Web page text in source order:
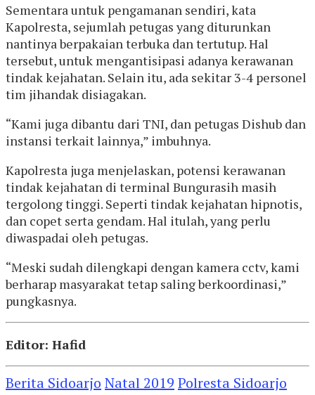
Sementara untuk pengamanan sendiri, kata
Kapolresta, sejumlah petugas yang diturunkan
nantinya berpakaian terbuka dan tertutup. Hal
tersebut, untuk mengantisipasi adanya kerawanan
tindak kejahatan. Selain itu, ada sekitar 3-4 personel
tim jihandak disiagakan.
“Kami juga dibantu dari TNI, dan petugas Dishub dan
instansi terkait lainnya,” imbuhnya.
Kapolresta juga menjelaskan, potensi kerawanan
tindak kejahatan di terminal Bungurasih masih
tergolong tinggi. Seperti tindak kejahatan hipnotis,
dan copet serta gendam. Hal itulah, yang perlu
diwaspadai oleh petugas.
“Meski sudah dilengkapi dengan kamera cctv, kami
berharap masyarakat tetap saling berkoordinasi,”
pungkasnya.
Editor: Hafid
Berita Sidoarjo Natal 2019 Polresta Sidoarjo